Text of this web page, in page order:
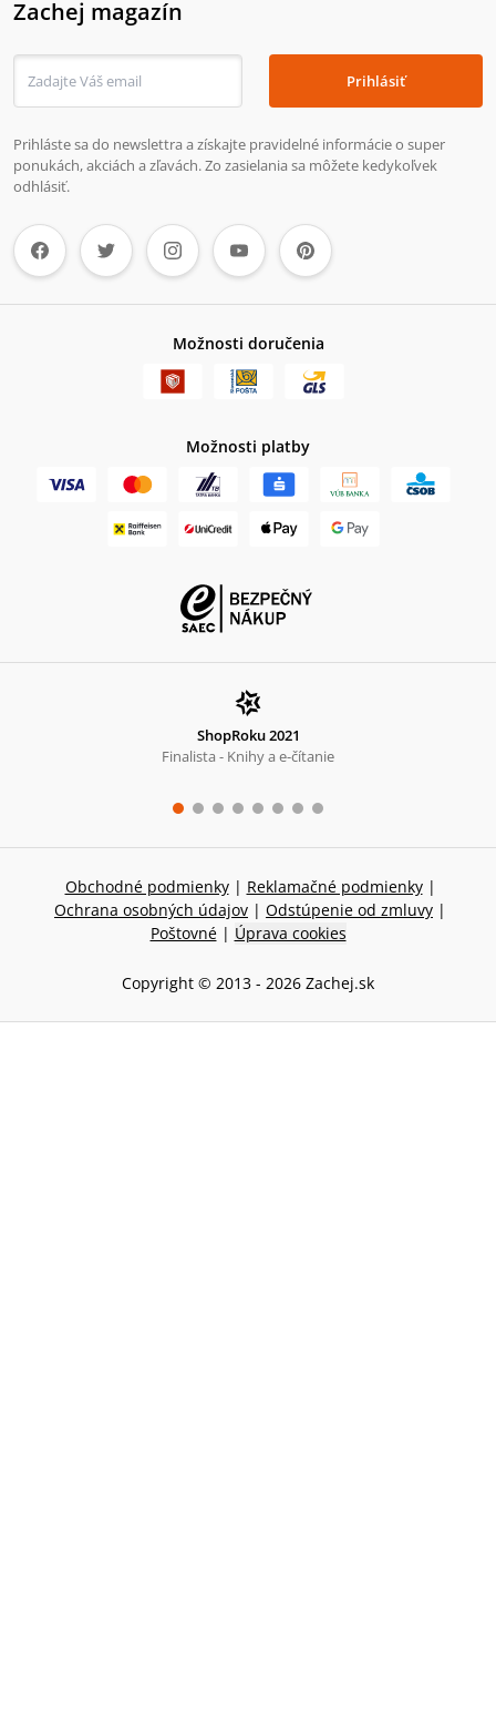
Zachej magazín
Prihlásiť
Prihláste sa do newslettra a získajte pravidelné informácie o super
ponukách, akciách a zľavách. Zo zasielania sa môžete kedykoľvek
odhlásiť.
Možnosti doručenia
Možnosti platby
ShopRoku 2021
Finalista - Knihy a e-čítanie
Obchodné podmienky | Reklamačné podmienky |
Ochrana osobných údajov | Odstúpenie od zmluvy |
Poštovné | Úprava cookies
Copyright © 2013 - 2026 Zachej.sk